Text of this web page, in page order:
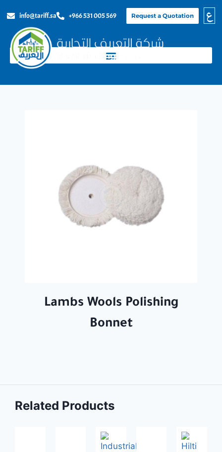
info@tariff.sa +966 531 005 569 Request a Quotation ع
Lambs Wools Polishing
Bonnet
Related Products